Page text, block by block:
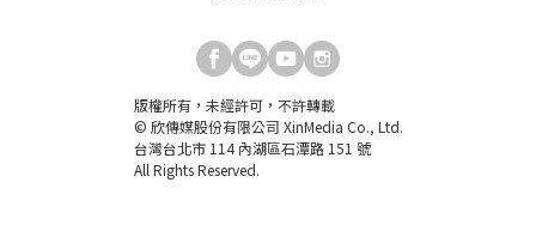
版權所有，未經許可，不許轉載
© 欣傳媒股份有限公司 XinMedia Co., Ltd.
台灣台北市 114 內湖區石潭路 151 號
All Rights Reserved.